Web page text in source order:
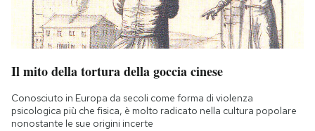
Il mito della tortura della goccia cinese
Conosciuto in Europa da secoli come forma di violenza
psicologica più che fisica, è molto radicato nella cultura popolare
nonostante le sue origini incerte